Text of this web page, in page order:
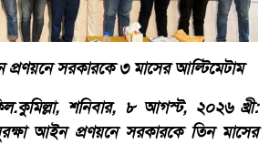
প্রণয়নে সরকারকে ৩ মাসের আল্টিমেটাম
শনিবার, ৮ আগস্ট, ২০২৬ খ্রী:
আইন প্রণয়নে সরকারকে তিন মাসের